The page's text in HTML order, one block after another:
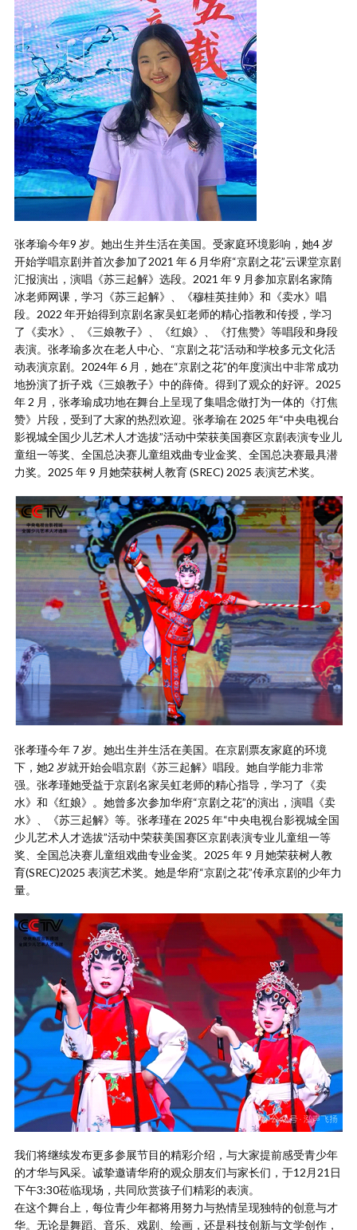
张孝瑜今年9 岁。她出生并生活在美国。受家庭环境影响，她4 岁
开始学唱京剧并首次参加了2021 年 6 月华府“京剧之花”云课堂京剧
汇报演出，演唱《苏三起解》选段。2021 年 9 月参加京剧名家隋
冰老师网课，学习《苏三起解》、《穆桂英挂帅》和《卖水》唱
段。2022 年开始得到京剧名家吴虹老师的精心指教和传授，学习
了《卖水》、《三娘教子》、《红娘》、《打焦赞》等唱段和身段
表演。张孝瑜多次在老人中心、“京剧之花”活动和学校多元文化活
动表演京剧。2024年 6 月，她在“京剧之花”的年度演出中非常成功
地扮演了折子戏《三娘教子》中的薛倚。得到了观众的好评。2025
年 2 月，张孝瑜成功地在舞台上呈现了集唱念做打为一体的《打焦
赞》片段，受到了大家的热烈欢迎。张孝瑜在 2025 年“中央电视台
影视城全国少儿艺术人才选拔”活动中荣获美国赛区京剧表演专业儿
童组一等奖、全国总决赛儿童组戏曲专业金奖、全国总决赛最具潜
力奖。2025 年 9 月她荣获树人教育 (SREC) 2025 表演艺术奖。
张孝瑾今年 7 岁。她出生并生活在美国。在京剧票友家庭的环境
下，她2 岁就开始会唱京剧《苏三起解》唱段。她自学能力非常
强。张孝瑾她受益于京剧名家吴虹老师的精心指导，学习了《卖
水》和《红娘》。她曾多次参加华府“京剧之花”的演出，演唱《卖
水》、《苏三起解》等。张孝瑾在 2025 年“中央电视台影视城全国
少儿艺术人才选拔”活动中荣获美国赛区京剧表演专业儿童组一等
奖、全国总决赛儿童组戏曲专业金奖。2025 年 9 月她荣获树人教
育(SREC)2025 表演艺术奖。她是华府“京剧之花”传承京剧的少年力
量。
我们将继续发布更多参展节目的精彩介绍，与大家提前感受青少年
的才华与风采。诚挚邀请华府的观众朋友们与家长们，于12月21日
下午3:30莅临现场，共同欣赏孩子们精彩的表演。
在这个舞台上，每位青少年都将用努力与热情呈现独特的创意与才
华。无论是舞蹈、音乐、戏剧、绘画，还是科技创新与文学创作，